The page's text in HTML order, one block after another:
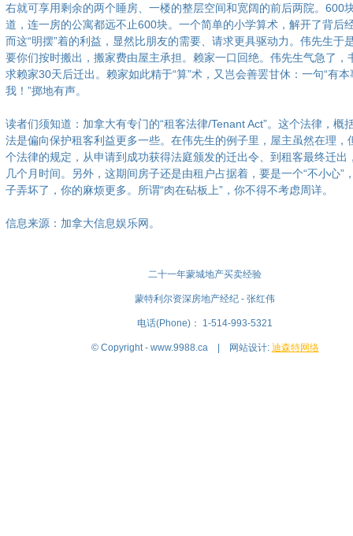
右就可享用剩余的两个睡房、一楼的整层空间和宽阔的前后两院。600
道，连一房的公寓都远不止600块。一个简单的小学算术，解开了背后
而这“明摆”着的利益，显然比朋友的需要、请求更具驱动力。伟先生于
要你们按时搬出，搬家费由屋主承担。赖家一口回绝。伟先生气急了，
求赖家30天后迁出。赖家如此精于“算”术，又岂会善罢甘休：一句“有
我！”掷地有声。
读者们须知道：加拿大有专门的“租客法律/Tenant Act”。这个法律，概
法是偏向保护租客利益更多一些。在伟先生的例子里，屋主虽然在理，
个法律的规定，从申请到成功获得法庭颁发的迁出令、到租客最终迁出
几个月时间。另外，这期间房子还是由租户占据着，要是一个“不小心”
子弄坏了，你的麻烦更多。所谓“肉在砧板上”，你不得不考虑周详。
信息来源：加拿大信息娱乐网。
二十一年蒙城地产买卖经验
蒙特利尔资深房地产经纪 - 张红伟
电话(Phone)： 1-514-993-5321
© Copyright - www.9988.ca | 网站设计: 迪森特网络